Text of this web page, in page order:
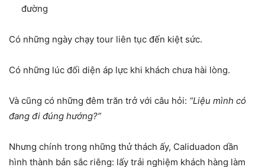
đường
Có những ngày chạy tour liên tục đến kiệt sức.
Có những lúc đối diện áp lực khi khách chưa hài lòng.
Và cũng có những đêm trăn trở với câu hỏi: “Liệu mình có
đang đi đúng hướng?”
Nhưng chính trong những thử thách ấy, Caliduadon dần
hình thành bản sắc riêng: lấy trải nghiệm khách hàng làm